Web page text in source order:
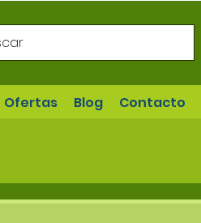
Ofertas Blog Contacto